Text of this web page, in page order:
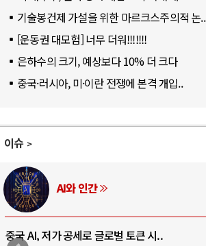
기술봉건제 가설을 위한 마르크스주의적 논..
[운동권 대모험] 너무 더워!!!!!!!
은하수의 크기, 예상보다 10% 더 크다
중국·러시아, 미·이란 전쟁에 본격 개입..
이슈
AI와 인간
중국 AI, 저가 공세로 글로벌 토큰 시..